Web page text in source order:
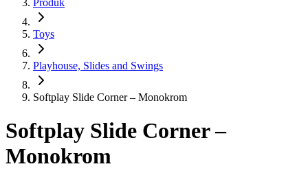
Produk
Toys
Playhouse, Slides and Swings
Softplay Slide Corner – Monokrom
Softplay Slide Corner –
Monokrom